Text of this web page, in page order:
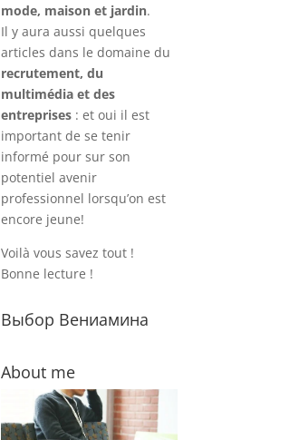
mode, maison et jardin.
Il y aura aussi quelques
articles dans le domaine du
recrutement, du
multimédia et des
entreprises : et oui il est
important de se tenir
informé pour sur son
potentiel avenir
professionnel lorsqu’on est
encore jeune!
Voilà vous savez tout !
Bonne lecture !
Выбор Вениамина
About me